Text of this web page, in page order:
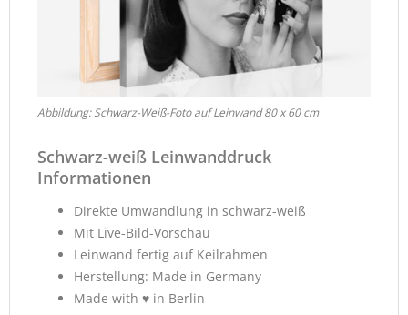
Abbildung: Schwarz-Weiß-Foto auf Leinwand 80 x 60 cm
Schwarz-weiß Leinwanddruck
Informationen
Direkte Umwandlung in schwarz-weiß
Mit Live-Bild-Vorschau
Leinwand fertig auf Keilrahmen
Herstellung: Made in Germany
Made with ♥ in Berlin